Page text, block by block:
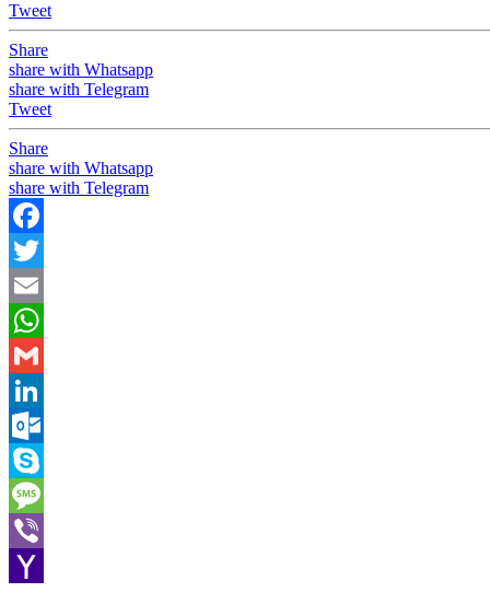
Tweet
Share
share with Whatsapp
share with Telegram
Tweet
Share
share with Whatsapp
share with Telegram
Facebook
Twitter
Email
WhatsApp
Gmail
LinkedIn
Outlook.com
Skype
Message
Viber